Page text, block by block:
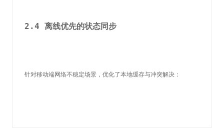
2.4 离线优先的状态同步
针对移动端网络不稳定场景，优化了本地缓存与冲突解决：